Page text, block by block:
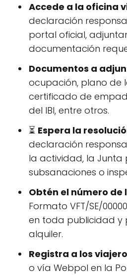
Accede a la oficina
declaración
portal oficial,
documentación
Documentos a
ocupación, plano de
certificado de
del IBI, entre otros.
⏳ Espera la
declaración
la actividad, la Junta
subsanaciones o
Obtén el número
Formato VFT/SE/
en toda publicidad
alquiler.
Registra a los
o vía Webpol en la